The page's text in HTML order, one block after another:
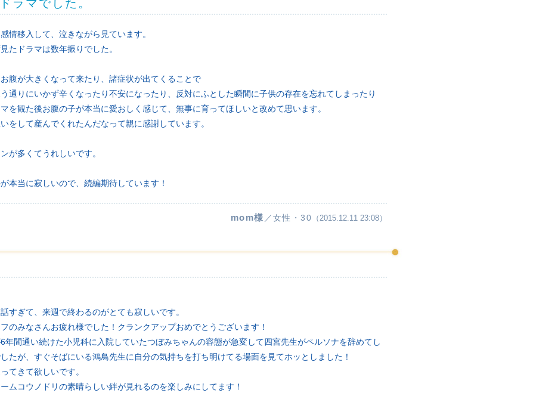
ラマでした。
情移入して、泣きながら見ています。
たドラマは数年振りでした。
腹が大きくなって来たり、諸症状が出てくることで
通りにいかず辛くなったり不安になったり、反対にふとした瞬間に子供の存在を忘れてしまったり
を観た後お腹の子が本当に愛おしく感じて、無事に育ってほしいと改めて思います。
をして産んでくれたんだなって親に感謝しています。
が多くてうれしいです。
本当に寂しいので、続編期待しています！
mom様 ／女性・30 （2015.12.11 23:08）
すぎて、来週で終わるのがとても寂しいです。
のみなさんお疲れ様でした！クランクアップおめでとうございます！
年間通い続けた小児科に入院していたつぼみちゃんの容態が急変して四宮先生がペルソナを辞めてし
たが、すぐそばにいる鴻鳥先生に自分の気持ちを打ち明けてる場面を見てホッとしました！
てきて欲しいです。
ムコウノドリの素晴らしい絆が見れるのを楽しみにしてます！